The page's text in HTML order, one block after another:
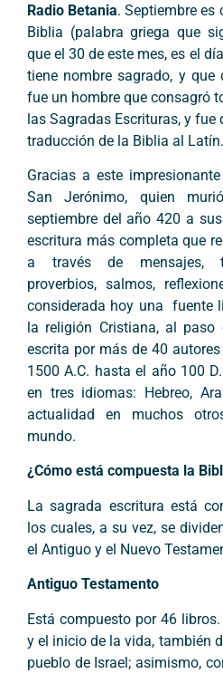
Radio Betania. Septiembre es
Biblia (palabra griega que
que el 30 de este mes, es el
tiene nombre sagrado, y
fue un hombre que consagró
las Sagradas Escrituras, y fue
traducción de la Biblia al Latín.
Gracias a este
San Jerónimo, quien
septiembre del año 420 a
escritura más completa que
a través de mensajes,
proverbios, salmos,
considerada hoy una fuente
la religión Cristiana, al
escrita por más de 40
1500 A.C. hasta el año 100
en tres idiomas: Hebreo,
actualidad en muchos
mundo.
¿Cómo está compuesta la
La sagrada escritura está
los cuales, a su vez, se
el Antiguo y el Nuevo
Antiguo Testamento
Está compuesto por 46
y el inicio de la vida, también
pueblo de Israel; asimismo,